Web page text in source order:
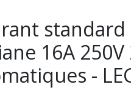
standard
16A 250V
-